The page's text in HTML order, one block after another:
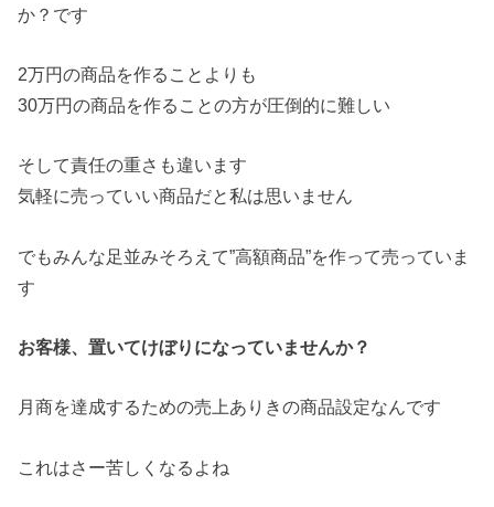
か？です
2万円の商品を作ることよりも
30万円の商品を作ることの方が圧倒的に難しい
そして責任の重さも違います
気軽に売っていい商品だと私は思いません
でもみんな足並みそろえて”高額商品”を作って売っていま
す
お客様、置いてけぼりになっていませんか？
月商を達成するための売上ありきの商品設定なんです
これはさー苦しくなるよね